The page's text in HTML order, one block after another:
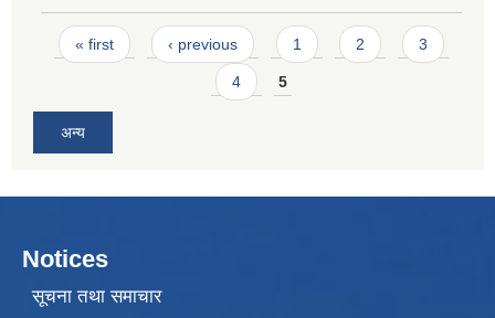
Pages
« first ‹ previous 1 2 3
4 5
अन्य
Notices
सूचना तथा समाचार